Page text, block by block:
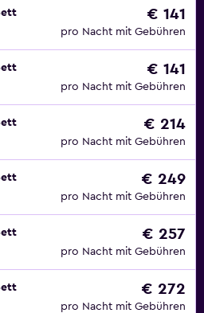
€ 141
pro Nacht mit Gebühren
€ 141
pro Nacht mit Gebühren
€ 214
pro Nacht mit Gebühren
€ 249
pro Nacht mit Gebühren
€ 257
pro Nacht mit Gebühren
€ 272
pro Nacht mit Gebühren